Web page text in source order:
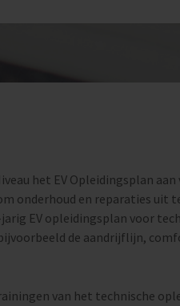
het EV Opleidingsplan
onderhoud en reparaties uit
EV opleidingsplan voor
de aandrijflijn,
van het technische